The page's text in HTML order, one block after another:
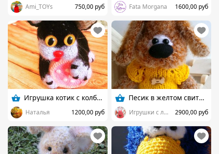
Ami_TOYs 750,00 руб Fata Morgana 1600,00 руб
Игрушка котик с колбаской
Наталья 1200,00 руб
Песик в желтом свитере
Игрушки с любовью:-* 2900,00 руб